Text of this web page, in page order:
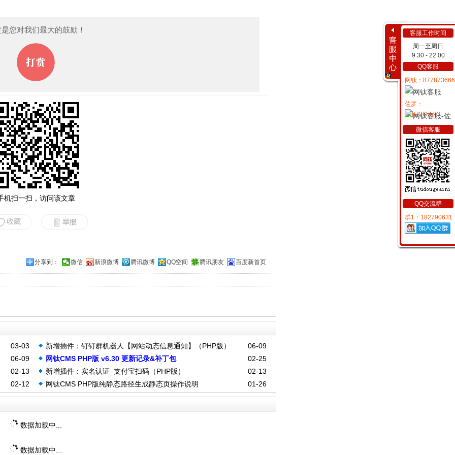
您对我们最大的鼓励！
机扫一扫，访问该文章
分享到： 微信 新浪微博 腾讯微博 QQ空间 腾讯朋友 百度新首页
03-03 06-09
新增插件：钉钉群机器人【网站动态信息通知】（PHP版）
06-09
02-25
网钛CMS PHP版 v6.30 更新记录&补丁包
02-13
02-13
新增插件：实名认证_支付宝扫码（PHP版）
02-12
01-26
网钛CMS PHP版纯静态路径生成静态页操作说明
数据加载中...
数据加载中...
客服工作时间
周一至周日
9:30 - 22:00
QQ客服
网钛：877873666
佐罗：
2487365593
微信客服
QQ交流群
群1：182790631